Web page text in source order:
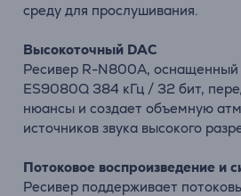
среду для прослушивания.
Высокоточный DAC
Ресивер R-N800A, оснащенный
ES9080Q 384 кГц / 32 бит,
нюансы и создает объемную
источников звука высокого
Потоковое воспроизведение и
Ресивер поддерживает